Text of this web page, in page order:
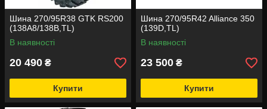
Шина 270/95R38 GTK RS200
(138A8/138B,TL)
В наявності
20 490 ₴
Купити
Шина 270/95R42 Alliance 350
(139D,TL)
В наявності
23 500 ₴
Купити